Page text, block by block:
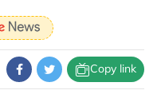
Copy link